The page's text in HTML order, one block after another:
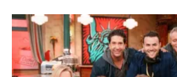
الطويل لإطلالة جريئة وعصرية